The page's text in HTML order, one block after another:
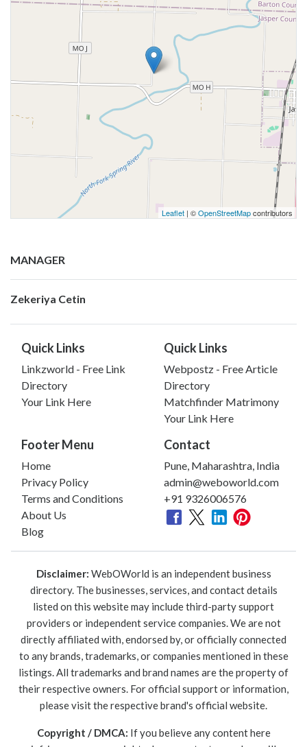
Leaflet | ©OpenStreetMapcontributors
MANAGER
Zekeriya Cetin
Quick Links
Linkzworld - Free Link
Directory
Your Link Here
Quick Links
Webpostz - Free Article
Directory
Matchfinder Matrimony
Your Link Here
Footer Menu
Home
Privacy Policy
Terms and Conditions
About Us
Blog
Contact
Pune, Maharashtra, India
admin@weboworld.com
+91 9326006576
Disclaimer: WebOWorld is an independent business
directory. The businesses, services, and contact details
listed on this website may include third-party support
providers or independent service companies. We are not
directly affiliated with, endorsed by, or officially connected
to any brands, trademarks, or companies mentioned in these
listings. All trademarks and brand names are the property of
their respective owners. For official support or information,
please visit the respective brand's official website.
Copyright / DMCA: If you believe any content here